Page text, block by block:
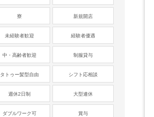
寮 新規開店
未経験者歓迎 経験者優遇
中・高齢者歓迎 制服貸与
タトゥー髪型自由 シフト応相談
週休2日制 大型連休
ダブルワーク可 賞与